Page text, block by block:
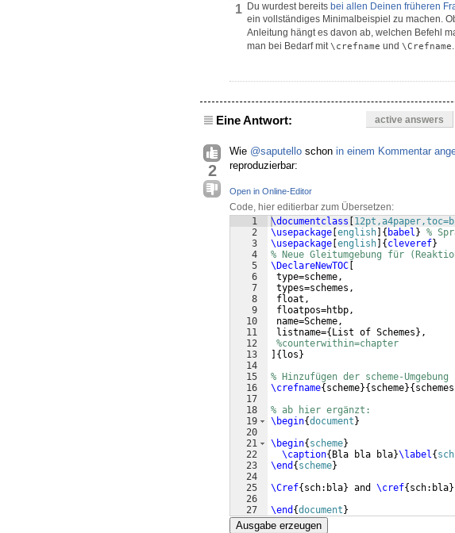
1 Du wurdest bereits bei allen Deinen früheren
ein vollständiges Minimalbeispiel zu machen.
Anleitung hängt es davon ab, welchen Befehl
man bei Bedarf mit\crefname und \Crefname.
Eine Antwort: active answers
2
Wie @saputello schon in einem Kommentar
reproduzierbar:
Open in Online-Editor
Code, hier editierbar zum Übersetzen:
1
2
3
4
5
6
7
8
9
10
11
12
13
14
15
16
17
18
19
20
21
22
23
24
25
26
27
\documentclass
\usepackage english { babel } %
\usepackage english { cleveref}
% Neue Gleitumgebung für
\DeclareNewTOC
listname={ List of Schemes } ,
%counterwithin=chapter
{ los }
% Hinzufügen der scheme-
\crefname{ scheme}{ scheme}{ schemes
% ab hier ergänzt:
\begin{document }
\begin{ scheme}
\caption{ Bla bla bla}\label{
\end { scheme}
\Cref{ sch:bla} and \cref{ sch:bla}
\end {document }
Ausgabe erzeugen